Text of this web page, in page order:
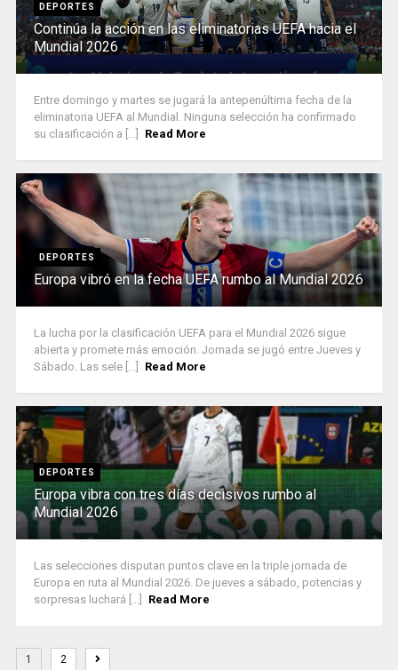
DEPORTES
Continúa la acción en las eliminatorias UEFA hacia el
Mundial 2026
Entre domingo y martes se jugará la antepenúltima fecha de la
eliminatoria UEFA al Mundial. Ninguna selección ha confirmado
su clasificación a [...]
Read More
DEPORTES
Europa vibró en la fecha UEFA rumbo al Mundial 2026
La lucha por la clasificación UEFA para el Mundial 2026 sigue
abierta y promete más emoción. Jornada se jugó entre Jueves y
Sábado. Las sele [...]
Read More
DEPORTES
Europa vibra con tres días decisivos rumbo al
Mundial 2026
Las selecciones disputan puntos clave en la triple jornada de
Europa en ruta al Mundial 2026. De jueves a sábado, potencias y
sorpresas luchará [...]
Read More
1 2